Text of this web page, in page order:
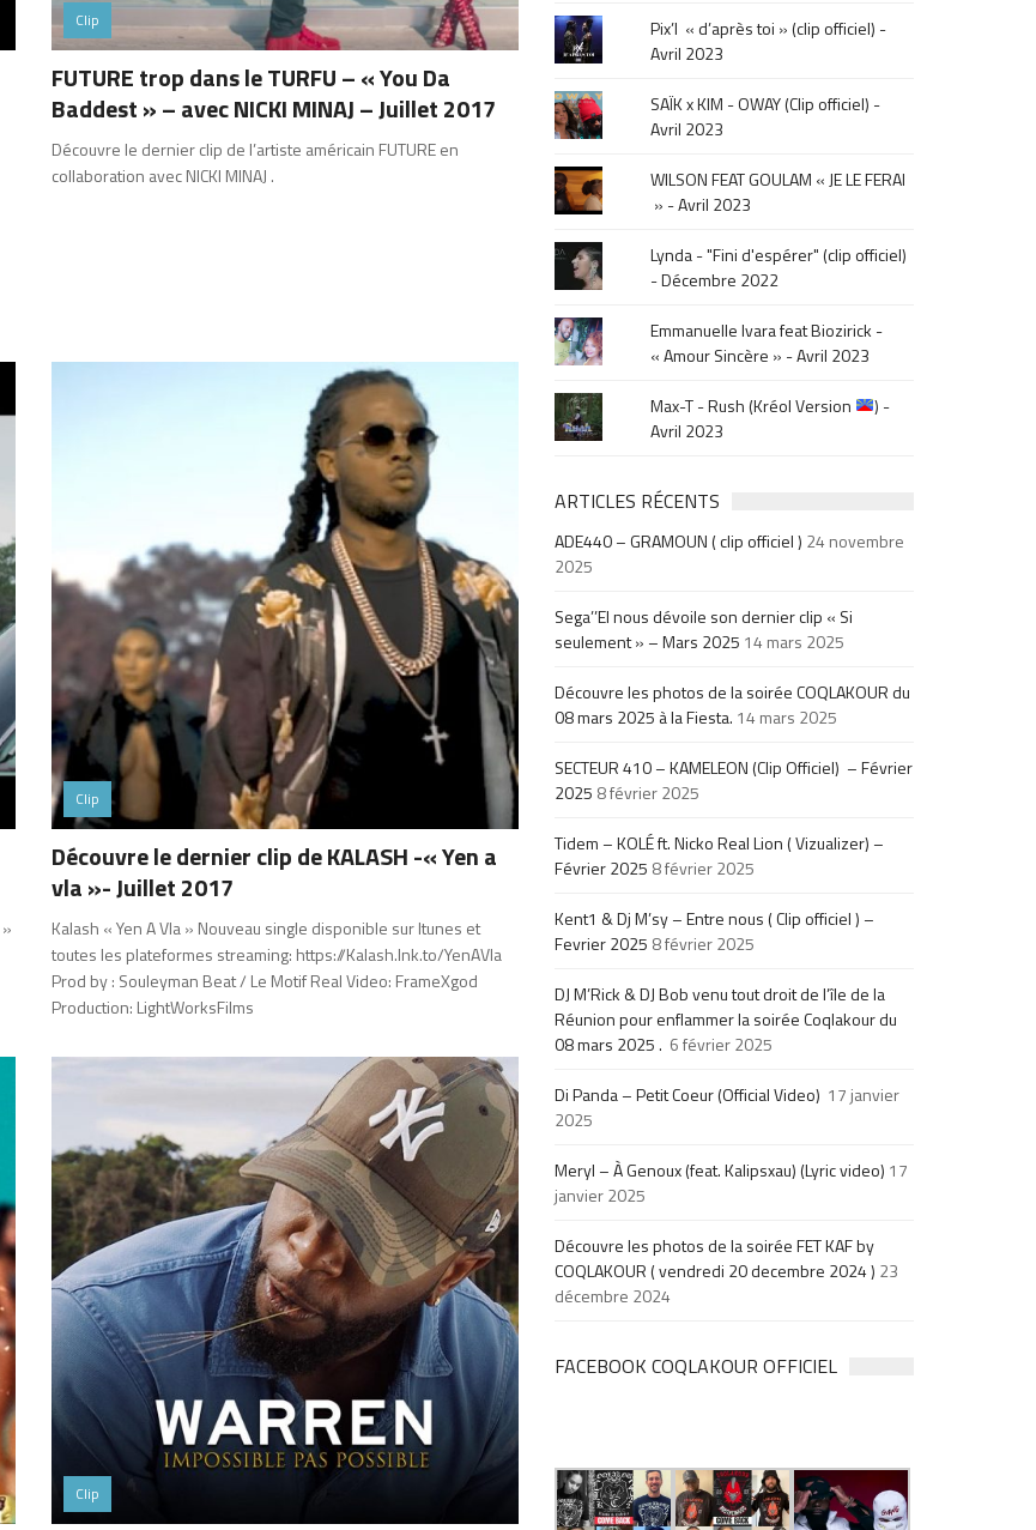
Clip
FUTURE trop dans le TURFU – « You Da
Baddest » – avec NICKI MINAJ – Juillet 2017
Découvre le dernier clip de l’artiste américain FUTURE en
collaboration avec NICKI MINAJ .
Clip
Découvre le dernier clip de KALASH -« Yen a
vla »- Juillet 2017
Kalash « Yen A Vla » Nouveau single disponible sur Itunes et
toutes les plateformes streaming: https://Kalash.lnk.to/YenAVla
Prod by : Souleyman Beat / Le Motif Real Video: FrameXgod
Production: LightWorksFilms
Clip
le
mois
de
la
sortie
.
Pix’l « d’après toi » (clip officiel) -
Avril 2023
SAÏK x KIM - OWAY (Clip officiel) -
Avril 2023
WILSON FEAT GOULAM « JE LE FERAI
» - Avril 2023
Lynda - "Fini d'espérer" (clip officiel)
- Décembre 2022
Emmanuelle Ivara feat Biozirick -
« Amour Sincère » - Avril 2023
Max-T - Rush (Kréol Version
) -
Avril 2023
ARTICLES RÉCENTS
ADE440 – GRAMOUN ( clip officiel ) 24 novembre
2025
Sega’’El nous dévoile son dernier clip « Si
seulement » – Mars 2025 14 mars 2025
Découvre les photos de la soirée COQLAKOUR du
08 mars 2025 à la Fiesta. 14 mars 2025
SECTEUR 410 – KAMELEON (Clip Officiel) – Février
2025 8 février 2025
Tidem – KOLÉ ft. Nicko Real Lion ( Vizualizer) –
Février 2025 8 février 2025
Kent1 & Dj M’sy – Entre nous ( Clip officiel ) –
Fevrier 2025 8 février 2025
DJ M’Rick & DJ Bob venu tout droit de l’île de la
Réunion pour enflammer la soirée Coqlakour du
08 mars 2025 . 6 février 2025
Di Panda – Petit Coeur (Official Video) 17 janvier
2025
Meryl – À Genoux (feat. Kalipsxau) (Lyric video) 17
janvier 2025
Découvre les photos de la soirée FET KAF by
COQLAKOUR ( vendredi 20 decembre 2024 ) 23
décembre 2024
FACEBOOK COQLAKOUR OFFICIEL